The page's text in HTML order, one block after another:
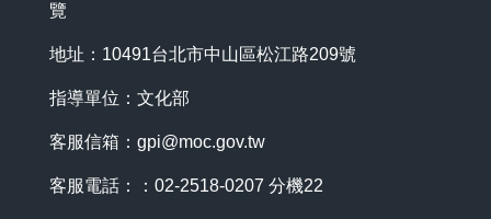
覽
地址：10491台北市中山區松江路209號
指導單位：文化部
客服信箱： gpi@moc.gov.tw
客服電話：：02-2518-0207 分機22